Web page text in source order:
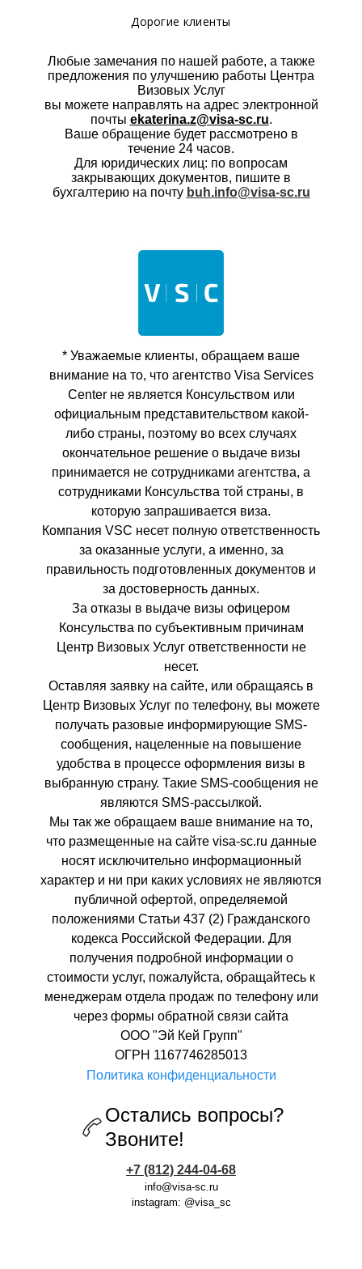
Дорогие клиенты
Любые замечания по нашей работе, а также
предложения по улучшению работы Центра
Визовых Услуг
вы можете направлять на адрес электронной
почты ekaterina.z@visa-sc.ru.
Ваше обращение будет рассмотрено в
течение 24 часов.
Для юридических лиц: по вопросам
закрывающих документов, пишите в
бухгалтерию на почту buh.info@visa-sc.ru
* Уважаемые клиенты, обращаем ваше
внимание на то, что агентство Visa Services
Center не является Консульством или
официальным представительством какой-
либо страны, поэтому во всех случаях
окончательное решение о выдаче визы
принимается не сотрудниками агентства, а
сотрудниками Консульства той страны, в
которую запрашивается виза.
Компания VSC несет полную ответственность
за оказанные услуги, а именно, за
правильность подготовленных документов и
за достоверность данных.
За отказы в выдаче визы офицером
Консульства по субъективным причинам
Центр Визовых Услуг ответственности не
несет.
Оставляя заявку на сайте, или обращаясь в
Центр Визовых Услуг по телефону, вы можете
получать разовые информирующие SMS-
сообщения, нацеленные на повышение
удобства в процессе оформления визы в
выбранную страну. Такие SMS-сообщения не
являются SMS-рассылкой.
Мы так же обращаем ваше внимание на то,
что размещенные на сайте visa-sc.ru данные
носят исключительно информационный
характер и ни при каких условиях не являются
публичной офертой, определяемой
положениями Статьи 437 (2) Гражданского
кодекса Российской Федерации. Для
получения подробной информации о
стоимости услуг, пожалуйста, обращайтесь к
менеджерам отдела продаж по телефону или
через формы обратной связи сайта
ООО "Эй Кей Групп"
ОГРН 1167746285013
Политика конфиденциальности
Остались вопросы?
Звоните!
+7 (812) 244-04-68
info@visa-sc.ru
instagram: @visa_sc